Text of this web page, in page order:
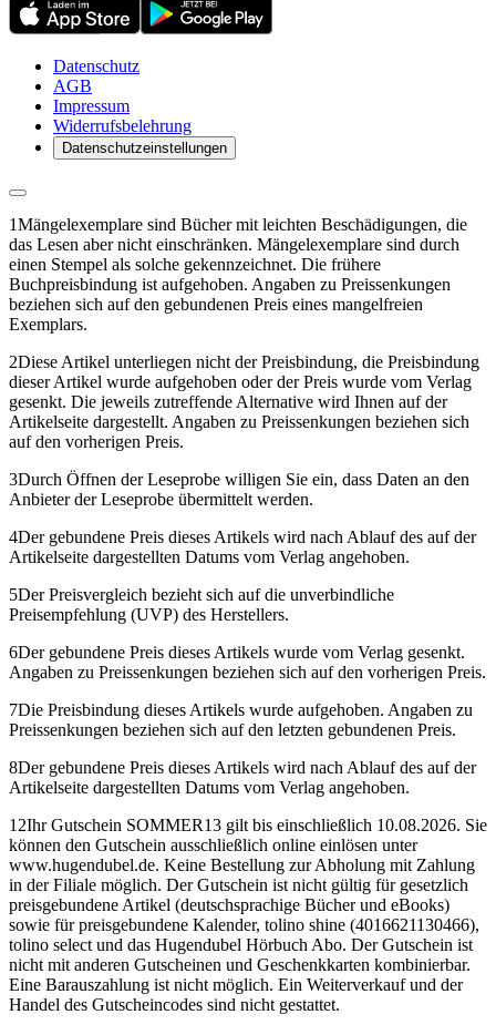
Datenschutz
AGB
Impressum
Widerrufsbelehrung
Datenschutzeinstellungen
1Mängelexemplare sind Bücher mit leichten Beschädigungen, die
das Lesen aber nicht einschränken. Mängelexemplare sind durch
einen Stempel als solche gekennzeichnet. Die frühere
Buchpreisbindung ist aufgehoben. Angaben zu Preissenkungen
beziehen sich auf den gebundenen Preis eines mangelfreien
Exemplars.
2Diese Artikel unterliegen nicht der Preisbindung, die Preisbindung
dieser Artikel wurde aufgehoben oder der Preis wurde vom Verlag
gesenkt. Die jeweils zutreffende Alternative wird Ihnen auf der
Artikelseite dargestellt. Angaben zu Preissenkungen beziehen sich
auf den vorherigen Preis.
3Durch Öffnen der Leseprobe willigen Sie ein, dass Daten an den
Anbieter der Leseprobe übermittelt werden.
4Der gebundene Preis dieses Artikels wird nach Ablauf des auf der
Artikelseite dargestellten Datums vom Verlag angehoben.
5Der Preisvergleich bezieht sich auf die unverbindliche
Preisempfehlung (UVP) des Herstellers.
6Der gebundene Preis dieses Artikels wurde vom Verlag gesenkt.
Angaben zu Preissenkungen beziehen sich auf den vorherigen Preis.
7Die Preisbindung dieses Artikels wurde aufgehoben. Angaben zu
Preissenkungen beziehen sich auf den letzten gebundenen Preis.
8Der gebundene Preis dieses Artikels wird nach Ablauf des auf der
Artikelseite dargestellten Datums vom Verlag angehoben.
12Ihr Gutschein SOMMER13 gilt bis einschließlich 10.08.2026. Sie
können den Gutschein ausschließlich online einlösen unter
www.hugendubel.de. Keine Bestellung zur Abholung mit Zahlung
in der Filiale möglich. Der Gutschein ist nicht gültig für gesetzlich
preisgebundene Artikel (deutschsprachige Bücher und eBooks)
sowie für preisgebundene Kalender, tolino shine (4016621130466),
tolino select und das Hugendubel Hörbuch Abo. Der Gutschein ist
nicht mit anderen Gutscheinen und Geschenkkarten kombinierbar.
Eine Barauszahlung ist nicht möglich. Ein Weiterverkauf und der
Handel des Gutscheincodes sind nicht gestattet.